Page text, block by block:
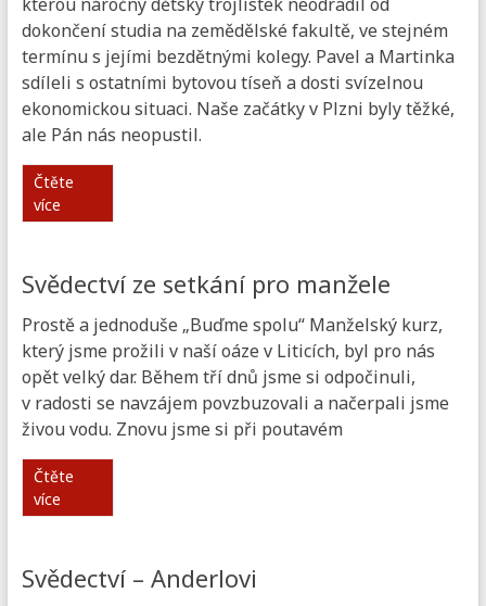
dokončení studia na zemědělské fakultě, ve stejném
termínu s jejími bezdětnými kolegy. Pavel a Martinka
sdíleli s ostatními bytovou tíseň a dosti svízelnou
ekonomickou situaci. Naše začátky v Plzni byly těžké,
ale Pán nás neopustil.
Čtěte
více
Svědectví ze setkání pro manžele
Prostě a jednoduše „Buďme spolu“ Manželský kurz,
který jsme prožili v naší oáze v Liticích, byl pro nás
opět velký dar. Během tří dnů jsme si odpočinuli,
v radosti se navzájem povzbuzovali a načerpali jsme
živou vodu. Znovu jsme si při poutavém
Čtěte
více
Svědectví – Anderlovi